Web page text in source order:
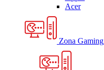
Acer
Zona Gaming